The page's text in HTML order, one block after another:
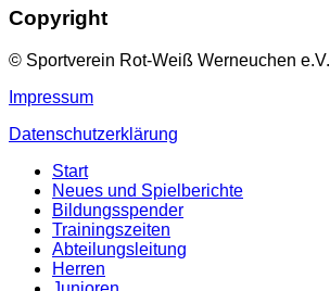
Copyright
© Sportverein Rot-Weiß Werneuchen e.V.
Impressum
Datenschutzerklärung
Start
Neues und Spielberichte
Bildungsspender
Trainingszeiten
Abteilungsleitung
Herren